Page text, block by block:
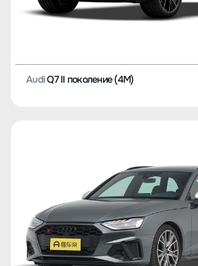
AudiQ7 II поколение (4M)